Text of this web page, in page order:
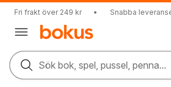
Fri frakt över 249 kr • Snabba
Sök bok, spel, pussel, penna...